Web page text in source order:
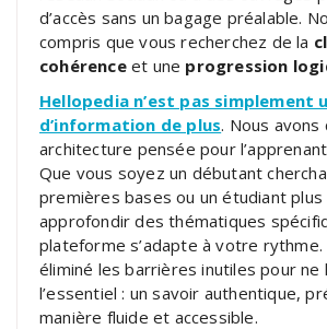
d’accès sans un bagage préalable.
compris que vous recherchez de la
cohérenceet une progression
Hellopedia n’est pas simplement
d’information de plus. Nous avons
architecture pensée pour l’apprenant
Que vous soyez un débutant
premières bases ou un étudiant
approfondir des thématiques
plateforme s’adapte à votre rythme.
éliminé les barrières inutiles pour ne
l’essentiel : un savoir authentique,
manière fluide et accessible.